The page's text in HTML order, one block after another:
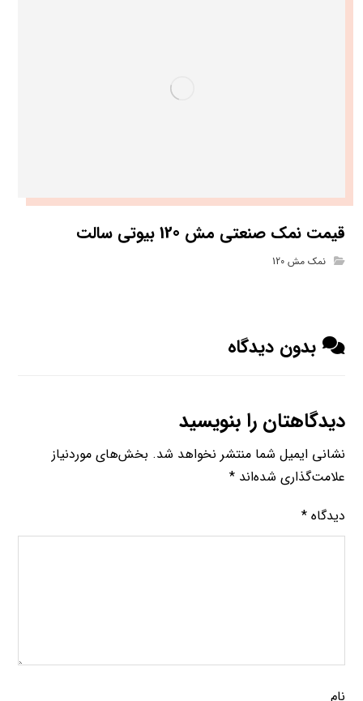
قیمت نمک صنعتی مش 120 بیوتی سالت
نمک مش 120
بدون دیدگاه
دیدگاهتان را بنویسید
نشانی ایمیل شما منتشر نخواهد شد. بخش‌های موردنیاز
علامت‌گذاری شده‌اند*
دیدگاه*
نام